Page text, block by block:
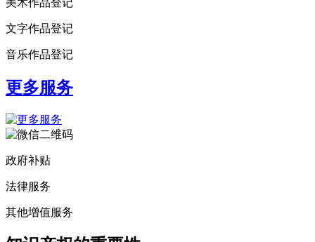
文字作品登记
音乐作品登记
更多服务
政府补贴
法律服务
其他增值服务